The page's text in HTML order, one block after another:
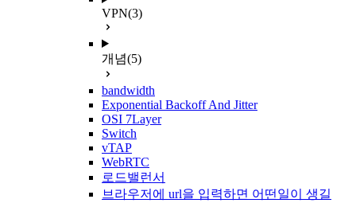
VPN(3)
개념(5)
bandwidth
Exponential Backoff And Jitter
OSI 7Layer
Switch
vTAP
WebRTC
로드밸런서
브라우저에 url을 입력하면 어떤일이 생길